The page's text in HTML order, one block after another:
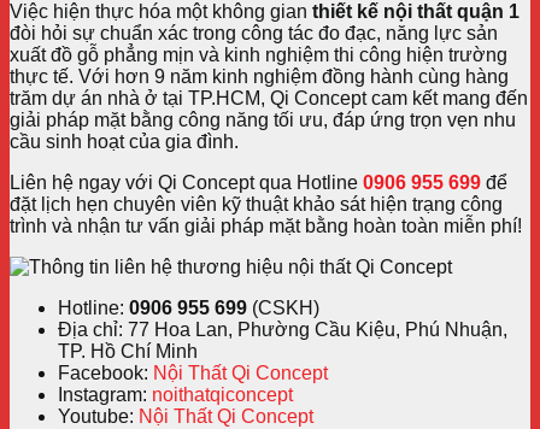
Việc hiện thực hóa một không gian thiết kế nội thất quận 1
đòi hỏi sự chuẩn xác trong công tác đo đạc, năng lực sản
xuất đồ gỗ phẳng mịn và kinh nghiệm thi công hiện trường
thực tế. Với hơn 9 năm kinh nghiệm đồng hành cùng hàng
trăm dự án nhà ở tại TP.HCM, Qi Concept cam kết mang đến
giải pháp mặt bằng công năng tối ưu, đáp ứng trọn vẹn nhu
cầu sinh hoạt của gia đình.
Liên hệ ngay với Qi Concept qua Hotline 0906 955 699 để
đặt lịch hẹn chuyên viên kỹ thuật khảo sát hiện trạng công
trình và nhận tư vấn giải pháp mặt bằng hoàn toàn miễn phí!
Hotline: 0906 955 699 (CSKH)
Địa chỉ: 77 Hoa Lan, Phường Cầu Kiệu, Phú Nhuận,
TP. Hồ Chí Minh
Facebook: Nội Thất Qi Concept
Instagram: noithatqiconcept
Youtube: Nội Thất Qi Concept